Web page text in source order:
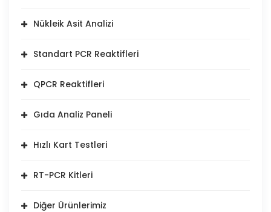
Nükleik Asit Analizi
Standart PCR Reaktifleri
QPCR Reaktifleri
Gıda Analiz Paneli
Hızlı Kart Testleri
RT-PCR Kitleri
Diğer Ürünlerimiz